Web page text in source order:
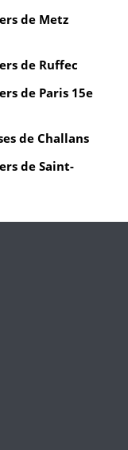
de Metz
de Ruffec
de Paris 15e
de Challans
de Saint-